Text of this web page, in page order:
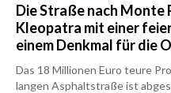
Die Straße nach Monte
Kleopatra mit einer
einem Denkmal für die
Das 18 Millionen Euro teure
langen Asphaltstraße ist